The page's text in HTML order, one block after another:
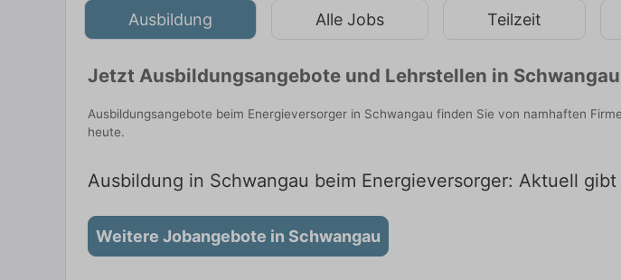
Ausbildung Alle Jobs Teilzeit
Jetzt Ausbildungsangebote und Lehrstellen in
Ausbildungsangebote beim Energieversorger in Schwangau finden Sie von namhaften
heute.
Ausbildung in Schwangau beim Energieversorger: Aktuell
Weitere Jobangebote in Schwangau